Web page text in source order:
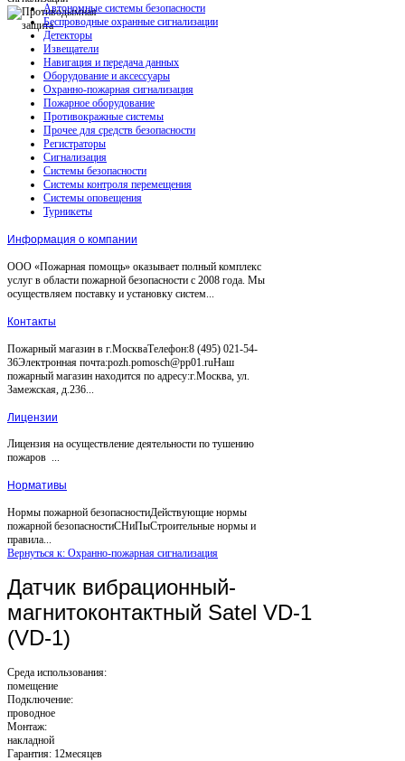
Автономные системы безопасности
Беспроводные охранные сигнализации
Детекторы
Извещатели
Навигация и передача данных
Оборудование и аксессуары
Охранно-пожарная сигнализация
Пожарное оборудование
Противокражные системы
Прочее для средств безопасности
Регистраторы
Сигнализация
Системы безопасности
Системы контроля перемещения
Системы оповещения
Турникеты
Информация о компании
ООО «Пожарная помощь» оказывает полный комплекс
услуг в области пожарной безопасности с 2008 года. Мы
осуществляем поставку и установку систем...
Контакты
Пожарный магазин в г.МоскваТелефон:8 (495) 021-54-
36Электронная почта:pozh.pomosch@pp01.ruНаш
пожарный магазин находится по адресу:г.Москва, ул.
Замежская, д.236...
Лицензии
Лицензия на осуществление деятельности по тушению
пожаров ...
Нормативы
Нормы пожарной безопасностиДействующие нормы
пожарной безопасностиСНиПыСтроительные нормы и
правила...
Вернуться к: Охранно-пожарная сигнализация
Датчик вибрационный-
магнитоконтактный Satel VD-1
(VD-1)
Среда использования:
помещение
Подключение:
проводное
Монтаж:
накладной
Гарантия: 12месяцев